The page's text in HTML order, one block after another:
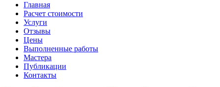
Главная
Расчет стоимости
Услуги
Отзывы
Цены
Выполненные работы
Мастера
Публикации
Контакты